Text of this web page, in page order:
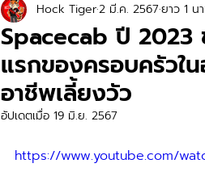
HAT Service Trick HAT
Spacecab ปี
แรกของครอบครัวใ
อาชีพเลี้ยงวัว
Hock Tiger2 มี.ค. 2567ยาว 1 น
อัปเดตเมื่อ19 มิ.ย. 2567
https://www.youtube.com/